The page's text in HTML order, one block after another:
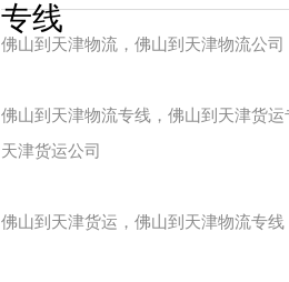
专线
佛山到天津物流，佛山到天津物流公司
佛山到天津物流专线，佛山到天津货
天津货运公司
佛山到天津货运，佛山到天津物流专线